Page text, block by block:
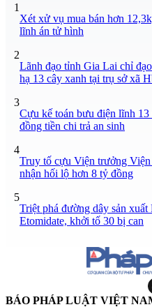
1
Xét xử vụ mua bán hơn
lĩnh án tử hình
2
Lãnh đạo tỉnh Gia Lai chỉ
hạ 13 cây xanh tại trụ sở xã
3
Cựu kế toán bưu điện lĩnh
đồng tiền chi trả an sinh
4
Truy tố cựu Viện trưởng
nhận hối lộ hơn 8 tỷ đồng
5
Triệt phá đường dây sản
Etomidate, khởi tố 30 bị can
BÁO PHÁP LUẬT VIỆT